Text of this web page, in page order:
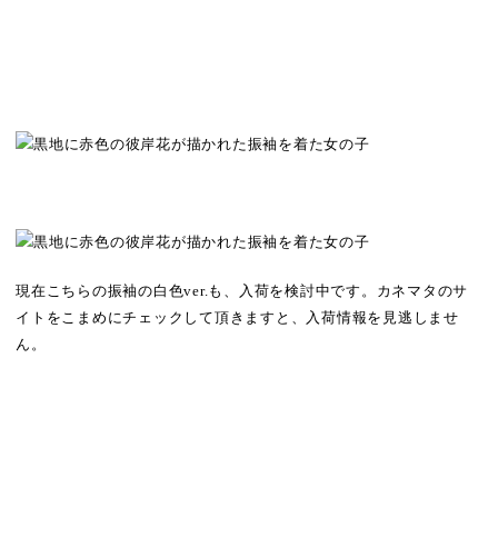
現在こちらの振袖の白色ver.も、入荷を検討中です。カネマタのサ
イトをこまめにチェックして頂きますと、入荷情報を見逃しませ
ん。